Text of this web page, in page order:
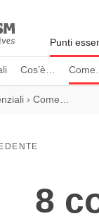
Punti
Cos’è… Come…
› Come…
8